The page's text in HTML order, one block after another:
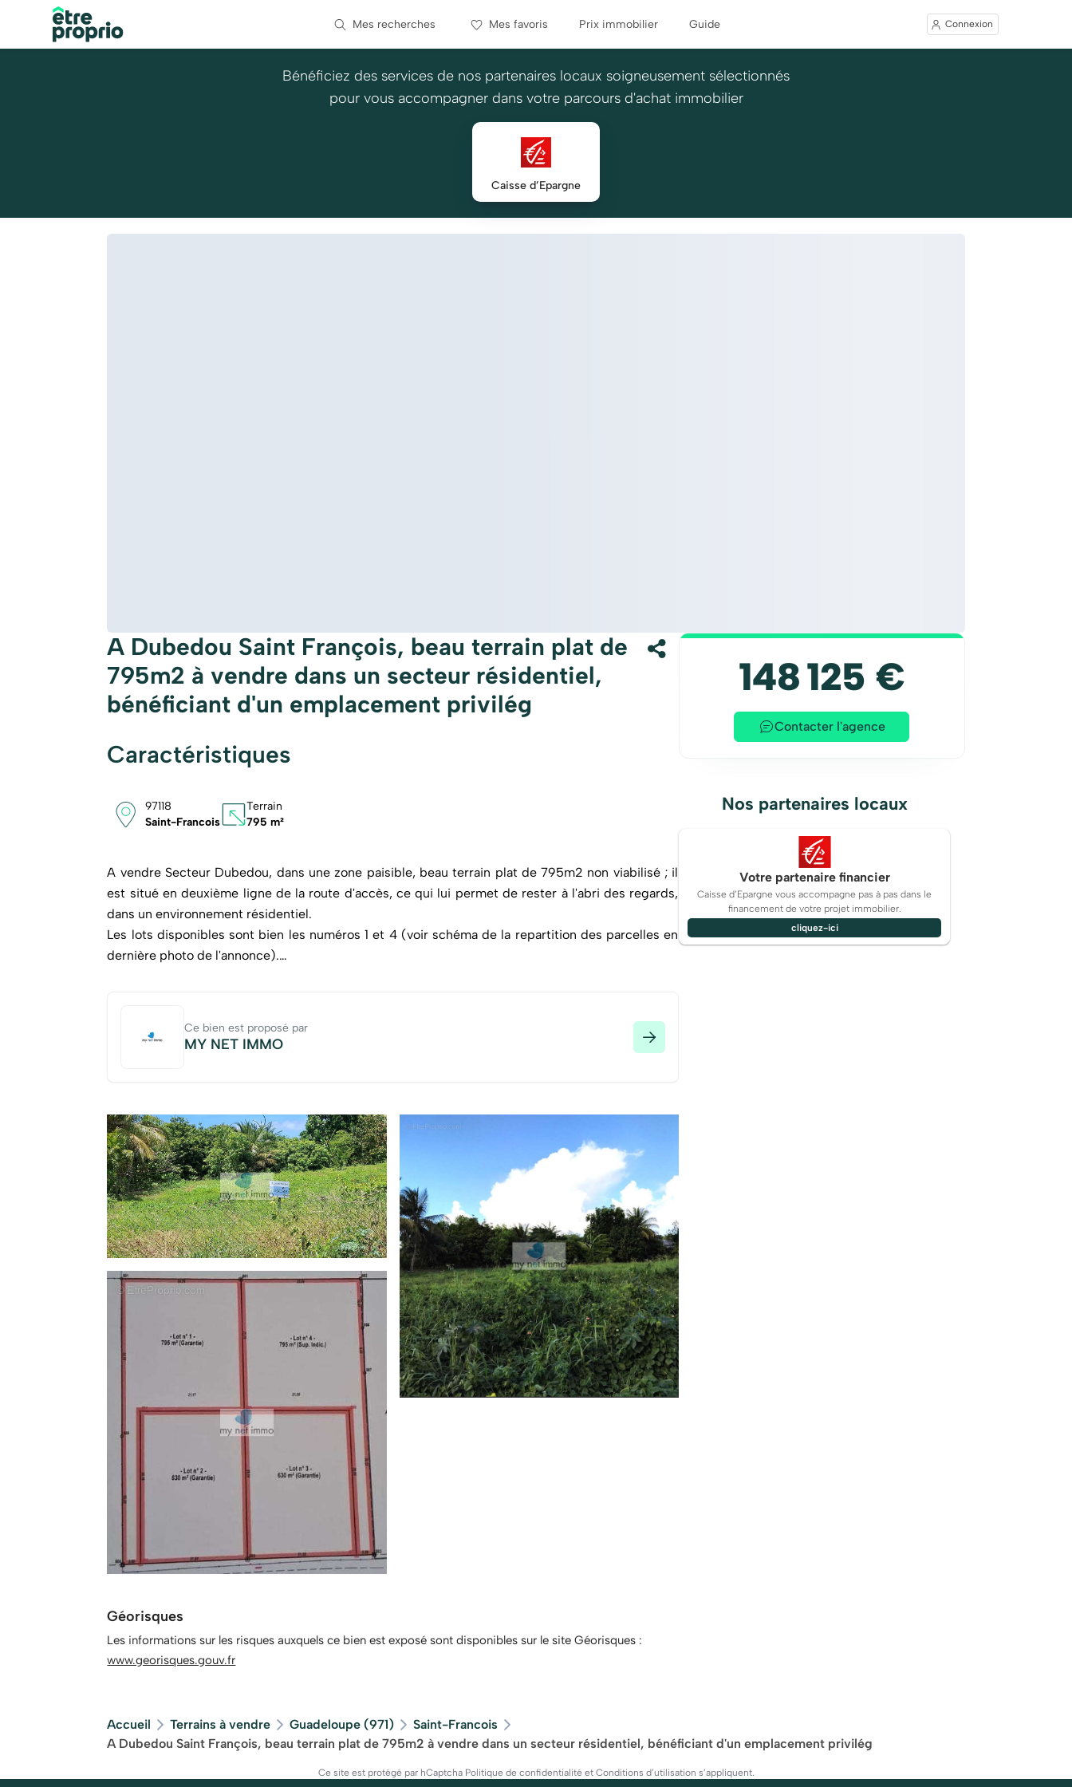
Mes recherches Mes favoris Prix immobilier Guide Connexion
Bénéficiez des services de nos partenaires locaux soigneusement sélectionnés
pour vous accompagner dans votre parcours d'achat immobilier
Caisse d’Epargne
A Dubedou Saint François, beau terrain plat de
795m2 à vendre dans un secteur résidentiel,
bénéficiant d'un emplacement privilég
Caractéristiques
97118
Saint-Francois
Terrain
795 m²
A vendre Secteur Dubedou, dans une zone paisible, beau terrain plat de 795m2 non viabilisé ; il
est situé en deuxième ligne de la route d'accès, ce qui lui permet de rester à l'abri des regards,
dans un environnement résidentiel.
Les lots disponibles sont bien les numéros 1 et 4 (voir schéma de la repartition des parcelles en
dernière photo de l'annonce).
d'aménagement avec une emprise totale de 70% de la surface de la parcelle et une hauteur de 7
mètres à l'égout (voir règlement complet du PLU de Saint François, disponible sur simple
Les informations sur les risques auxquels ce bien est exposé sont disponibles sur le site
Géorisques : www.georisques.gouv.fr
Ce bien est proposé par
MY NET IMMO
Géorisques
Les informations sur les risques auxquels ce bien est exposé sont disponibles sur le site Géorisques :
www.georisques.gouv.fr
148 125 €
Contacter l'agence
Nos partenaires locaux
Votre partenaire financier
Caisse d’Epargne vous accompagne pas à pas dans le
financement de votre projet immobilier.
cliquez-ici
Accueil Terrains à vendre Guadeloupe (971)
Saint-Francois
A Dubedou Saint François, beau terrain plat de 795m2 à vendre dans un secteur résidentiel, bénéficiant d'un emplacement privilég
Ce site est protégé par hCaptcha Politique de confidentialitéet Conditions d’utilisation s’appliquent.